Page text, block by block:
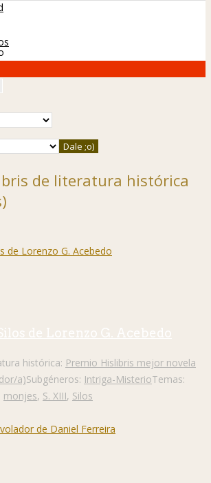
de literatura histórica
de Lorenzo G. Acebedo
histórica: Premio Hislibris mejor novela
a)Subgéneros: Intriga-MisterioTemas:
monjes, S. XIII, Silos